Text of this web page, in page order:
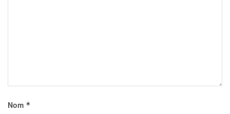
Nom *